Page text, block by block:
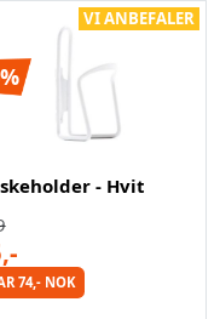
VI ANBEFALER
- Hvit
74,- NOK